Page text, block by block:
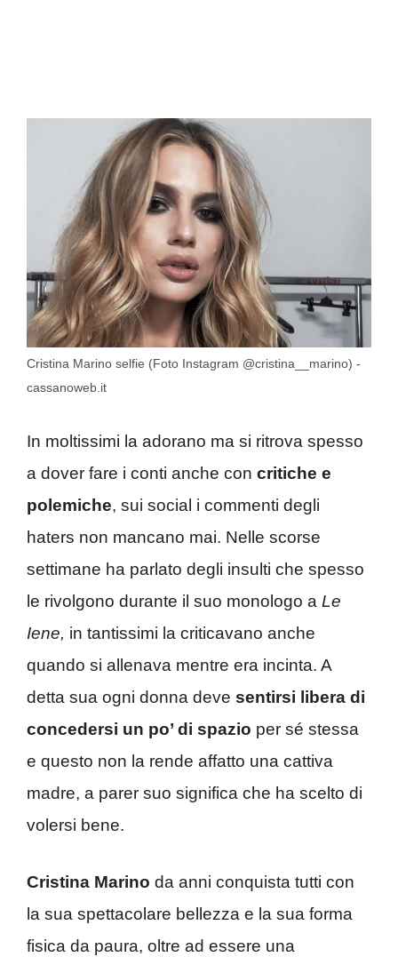
Cristina Marino selfie (Foto Instagram @cristina__marino) -
cassanoweb.it
In moltissimi la adorano ma si ritrova spesso
a dover fare i conti anche con critiche e
polemiche, sui social i commenti degli
haters non mancano mai. Nelle scorse
settimane ha parlato degli insulti che spesso
le rivolgono durante il suo monologo a Le
Iene, in tantissimi la criticavano anche
quando si allenava mentre era incinta. A
detta sua ogni donna deve sentirsi libera di
concedersi un po’ di spazio per sé stessa
e questo non la rende affatto una cattiva
madre, a parer suo significa che ha scelto di
volersi bene.
Cristina Marino da anni conquista tutti con
la sua spettacolare bellezza e la sua forma
fisica da paura, oltre ad essere una